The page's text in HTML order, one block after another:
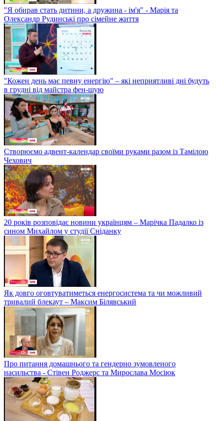
"Я обирав стать дитини, а дружина - ім'я" - Марія та
Олександр Рудинські про сімейне життя
"Кожен день має певну енергію" – які неприятливі дні будуть
в грудні від майстра фен-шую
Створюємо адвент-календар своїми руками разом із Тамілою
Чехович
20 років розповідає новини українцям – Марічка Падалко із
сином Михайлом у студії Сніданку
Як довго оговтуватиметься енергосистема та чи можливий
тривалий блекаут – Максим Білявський
Про питання домашнього та гендерно зумовленого
насильства - Стівен Роджерс та Мирослава Мосіюк